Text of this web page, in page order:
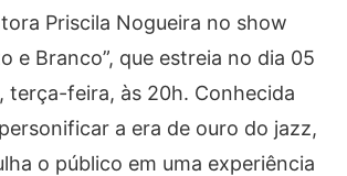
Priscila Nogueira no show
e Branco”, que estreia no dia 05
terça-feira, às 20h. Conhecida
a era de ouro do jazz,
o público em uma experiência